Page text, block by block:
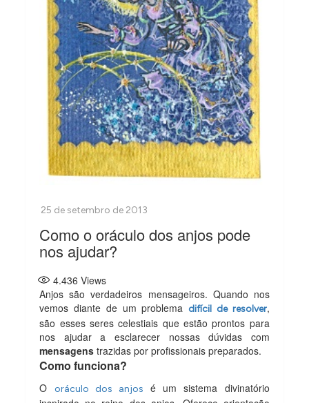
Como o oráculo dos anjos pode
nos ajudar?
4.436 Views
Anjos são verdadeiros mensageiros. Quando nos
vemos diante de um problemadifícil de resolver,
são esses seres celestiais que estão prontos para
nos ajudar a esclarecer nossas dúvidas com
mensagens trazidas por profissionais preparados.
Como funciona?
O oráculo dos anjos
é um sistema divinatório